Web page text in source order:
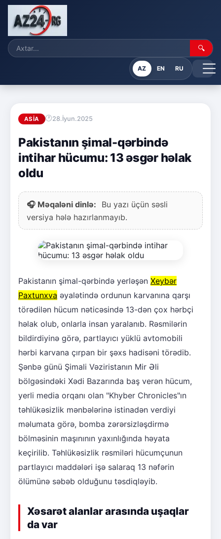
🔍
AZ EN RU
ASIA 28.İyun.2025
Pakistanın şimal-qərbində
intihar hücumu: 13 əsgər həlak
oldu
🎧 Məqaləni dinlə:
Bu yazı üçün səsli
versiya hələ hazırlanmayıb.
Pakistanın şimal-qərbində yerləşən Xeybər
Paxtunxva əyalətində ordunun karvanına qarşı
törədilən hücum nəticəsində 13-dən çox hərbçi
həlak olub, onlarla insan yaralanıb. Rəsmilərin
bildirdiyinə görə, partlayıcı yüklü avtomobili
hərbi karvana çırpan bir şəxs hadisəni törədib.
Şənbə günü Şimali Vəziristanın Mir Əli
bölgəsindəki Xədi Bazarında baş verən hücum,
yerli media orqanı olan "Khyber Chronicles"ın
təhlükəsizlik mənbələrinə istinadən verdiyi
məlumata görə, bomba zərərsizləşdirmə
bölməsinin maşınının yaxınlığında həyata
keçirilib. Təhlükəsizlik rəsmiləri hücumçunun
partlayıcı maddələri işə salaraq 13 nəfərin
ölümünə səbəb olduğunu təsdiqləyib.
Xəsarət alanlar arasında uşaqlar
da var